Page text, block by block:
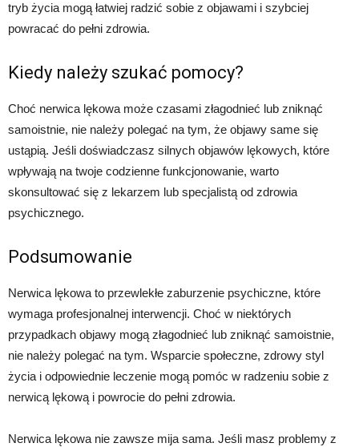
tryb życia mogą łatwiej radzić sobie z objawami i szybciej
powracać do pełni zdrowia.
Kiedy należy szukać pomocy?
Choć nerwica lękowa może czasami złagodnieć lub zniknąć
samoistnie, nie należy polegać na tym, że objawy same się
ustąpią. Jeśli doświadczasz silnych objawów lękowych, które
wpływają na twoje codzienne funkcjonowanie, warto
skonsultować się z lekarzem lub specjalistą od zdrowia
psychicznego.
Podsumowanie
Nerwica lękowa to przewlekłe zaburzenie psychiczne, które
wymaga profesjonalnej interwencji. Choć w niektórych
przypadkach objawy mogą złagodnieć lub zniknąć samoistnie,
nie należy polegać na tym. Wsparcie społeczne, zdrowy styl
życia i odpowiednie leczenie mogą pomóc w radzeniu sobie z
nerwicą lękową i powrocie do pełni zdrowia.
Nerwica lękowa nie zawsze mija sama. Jeśli masz problemy z